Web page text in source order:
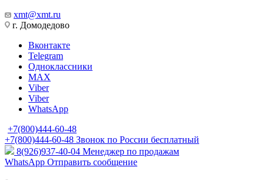
xmt@xmt.ru
г. Домодедово
Вконтакте
Telegram
Одноклассники
MAX
Viber
Viber
WhatsApp
+7(800)444-60-48
+7(800)444-60-48 Звонок по России бесплатный
8(926)937-40-04 Менеджер по продажам
WhatsApp Отправить сообщение